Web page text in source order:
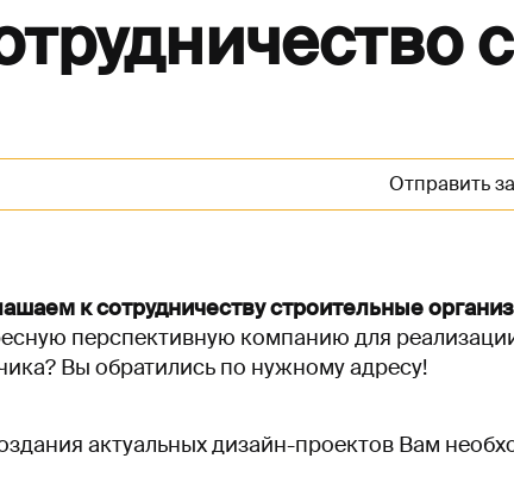
Отправить
к сотрудничеству строительные
перспективную компанию для
Вы обратились по нужному адресу!
актуальных дизайн-проектов Вам